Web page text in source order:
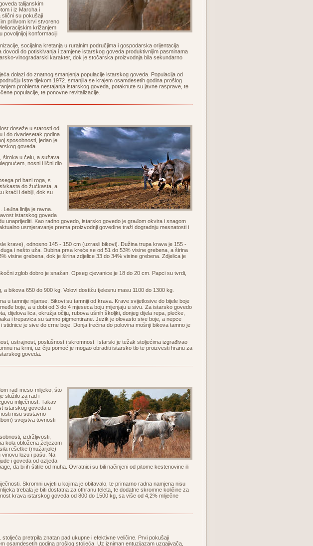
talijanskim
i iz Marcha i
slični su pokušaji
prilivom krvi stvoreno
križanjem
povoljnijoj konformaciji
socijalna kretanja u ruralnim područjima i gospodarska orijentacija
do potiskivanja i zamjene istarskog goveda produktivnijim pasminama
vinogradarski karakter, dok je stočarska proizvodnja bila sekundarno
dolazi do znatnog smanjenja populacije istarskog goveda. Populacija od
Istre tijekom 1972. smanjila se krajem osamdesetih godina prošlog
problema nestajanja istarskog goveda, potaknute su javne rasprave, te
populacije, te ponovne revitalizacije.
doseže u starosti od
i do dvadesetak godina.
sposobnosti, jedan je
goveda.
široka u čelu, a sužava
nosni i lični dio
pri bazi roga, s
do žućkasta, a
kraći i deblji, dok su
linija je ravna.
istarskog goveda
unaprijediti. Kao radno govedo, istarsko govedo je građom okvira i snagom
usmjeravanje prema proizvodnji govedine traži dogradnju mesnatosti i
krave), odnosno 145 - 150 cm (uzrasli bikovi). Dužina trupa krava je 155 -
i nešto uža. Dubina prsa kreće se od 51 do 53% visine grebena, a širina
visine grebena, dok je širina zdjelice 33 do 34% visine grebena. Zdjelica je
zglob dobro je snažan. Opseg cjevanice je 18 do 20 cm. Papci su tvrdi,
bikova 650 do 900 kg. Volovi dostižu tjelesnu masu 1100 do 1300 kg.
u tamnije nijanse. Bikovi su tamniji od krava. Krave svijetlosive do bijele boje
boje, a u dobi od 3 do 4 mjeseca boju mijenjaju u sivu. Za istarsko govedo
dijelova lica, okružja očiju, rubova ušnih školjki, donjeg dijela repa, plećke,
i trepavica su tamno pigmentirane. Jezik je olovasto sive boje, a nepce
je sive do crne boje. Donja trećina do polovina mošnji bikova tamno je
ustrajnost, poslušnost i skromnost. Istarski je težak stoljećima izgrađivao
na krmi, uz čiju pomoć je mogao obraditi istarsko tlo te proizvesti hranu za
goveda.
rad-meso-mlijeko, što
služilo za rad i
mliječnost. Takav
istarskog goveda u
nisu sustavno
svojstva tovnosti
izdržljivosti,
kola obložena željezom
rešetke (mužarjole)
vinovu lozu i pašu. Na
i goveda od ozljeda
da bi ih štitile od muha. Ovratnici su bili načinjeni od pitome kestenovine ili
Skromni uvjeti u kojima je obitavalo, te primarno radna namjena nisu
trebala je biti dostatna za othranu teleta, te dodatne skromne količine za
krava istarskog goveda od 800 do 1500 kg, sa više od 4,2% mliječne
pretrpila znatan pad ukupne i efektivne veličine. Prvi pokušaji
osamdesetih godina prošlog stoljeća. Uz izniman entuzijazam uzgajivača,